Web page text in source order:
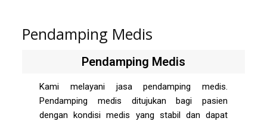
Pendamping Medis
Pendamping Medis
Kami melayani jasa pendamping medis.
Pendamping medis ditujukan bagi pasien
dengan kondisi medis yang stabil dan dapat